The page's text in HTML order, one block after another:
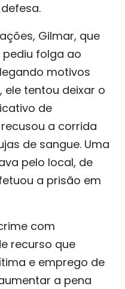
Gilmar, que
folga ao
motivos
ele tentou deixar o
de
a corrida
de sangue. Uma
pelo local, de
a prisão em
com
recurso que
e emprego de
a pena